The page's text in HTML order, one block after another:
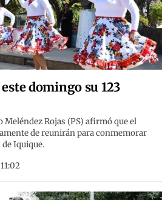
domingo su 123
Rojas (PS) afirmó que el
de reunirán para conmemorar
de Iquique.